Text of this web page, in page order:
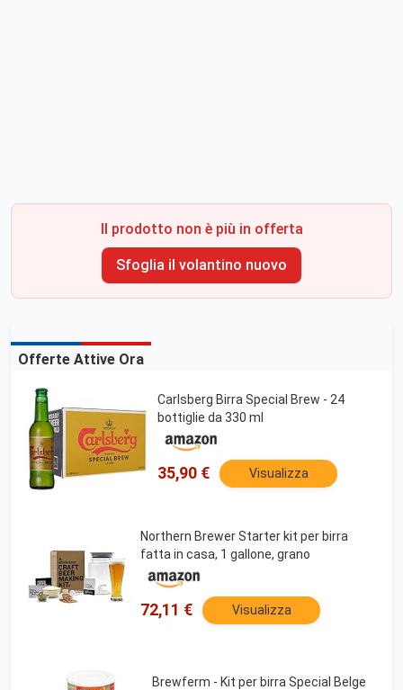
Il prodotto non è più in offerta
Sfoglia il volantino nuovo
Offerte Attive Ora
Carlsberg Birra Special Brew - 24
bottiglie da 330 ml
35,90 € Visualizza
Northern Brewer Starter kit per birra
fatta in casa, 1 gallone, grano
72,11 € Visualizza
Brewferm - Kit per birra Special Belge